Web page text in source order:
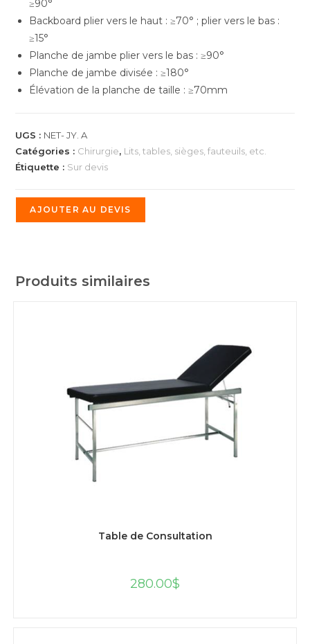
≥90°
Backboard plier vers le haut : ≥70° ; plier vers le bas :
≥15°
Planche de jambe plier vers le bas : ≥90°
Planche de jambe divisée : ≥180°
Élévation de la planche de taille : ≥70mm
UGS : NET- JY. A
Catégories : Chirurgie, Lits, tables, sièges, fauteuils, etc.
Étiquette : Sur devis
AJOUTER AU DEVIS
Produits similaires
Table de Consultation
280.00$